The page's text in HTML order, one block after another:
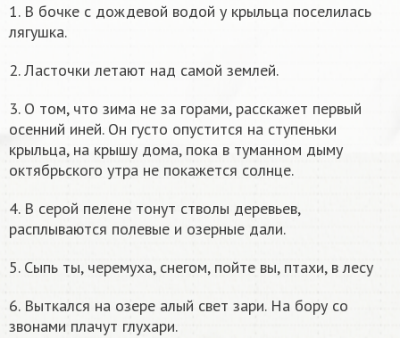
1. В бочке с дождевой водой у крыльца поселилась
лягушка.
2. Ласточки летают над самой землей.
3. О том, что зима не за горами, расскажет первый
осенний иней. Он густо опустится на ступеньки
крыльца, на крышу дома, пока в туманном дыму
октябрьского утра не покажется солнце.
4. В серой пелене тонут стволы деревьев,
расплываются полевые и озерные дали.
5. Сыпь ты, черемуха, снегом, пойте вы, птахи, в лесу
6. Выткался на озере алый свет зари. На бору со
звонами плачут глухари.